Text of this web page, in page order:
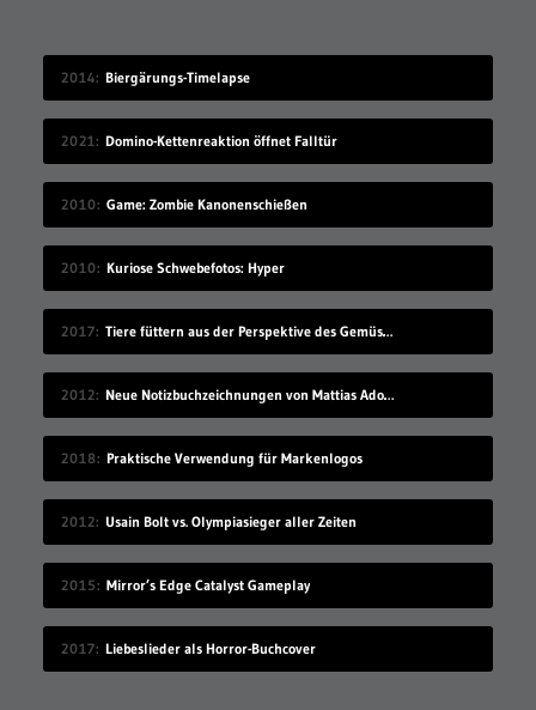
2014 Biergärungs-Timelapse
2021 Domino-Kettenreaktion öffnet Falltür
2010 Game: Zombie Kanonenschießen
2010 Kuriose Schwebefotos: Hyper
2017 Tiere füttern aus der Perspektive des Gemüses
2012 Neue Notizbuchzeichnungen von Mattias Adolfsson
2018 Praktische Verwendung für Markenlogos
2012 Usain Bolt vs. Olympiasieger aller Zeiten
2015 Mirror’s Edge Catalyst Gameplay
2017 Liebeslieder als Horror-Buchcover